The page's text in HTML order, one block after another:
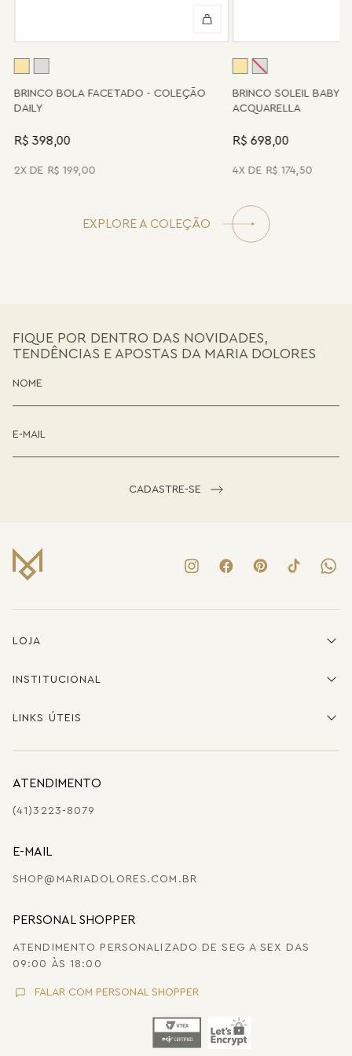
disposição para orientá-la e oferecer a melhor alternativa
BRINCO BOLA FACETADO - COLEÇÃO
DAILY
R$ 398,00
2 R$ 199,00
BRINCO SOLEIL BABY -
ACQUARELLA
R$ 698,00
4 R$ 174,50
EXPLORE A COLEÇÃO
FIQUE POR DENTRO DAS NOVIDADES,
TENDÊNCIAS E APOSTAS DA MARIA DOLORES
CADASTRE-SE
LOJA
INSTITUCIONAL
LINKS ÚTEIS
ATENDIMENTO
(41)3223-8079
E-MAIL
SHOP@MARIADOLORES.COM.BR
PERSONAL SHOPPER
ATENDIMENTO PERSONALIZADO DE SEG A SEX DAS
09:00 ÀS 18:00
FALAR COM PERSONAL SHOPPER